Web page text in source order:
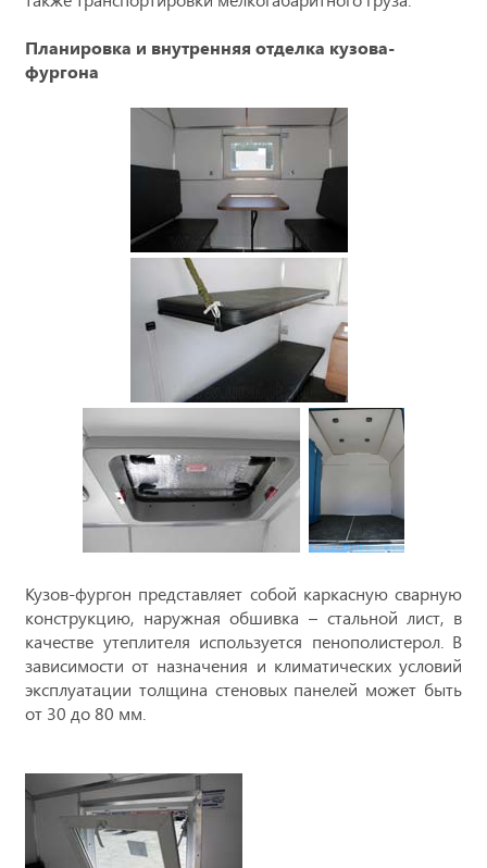
Планировка и внутренняя отделка кузова-
фургона
Кузов-фургон представляет собой каркасную сварную
конструкцию, наружная обшивка – стальной лист, в
качестве утеплителя используется пенополистерол. В
зависимости от назначения и климатических условий
эксплуатации толщина стеновых панелей может быть
от 30 до 80 мм.